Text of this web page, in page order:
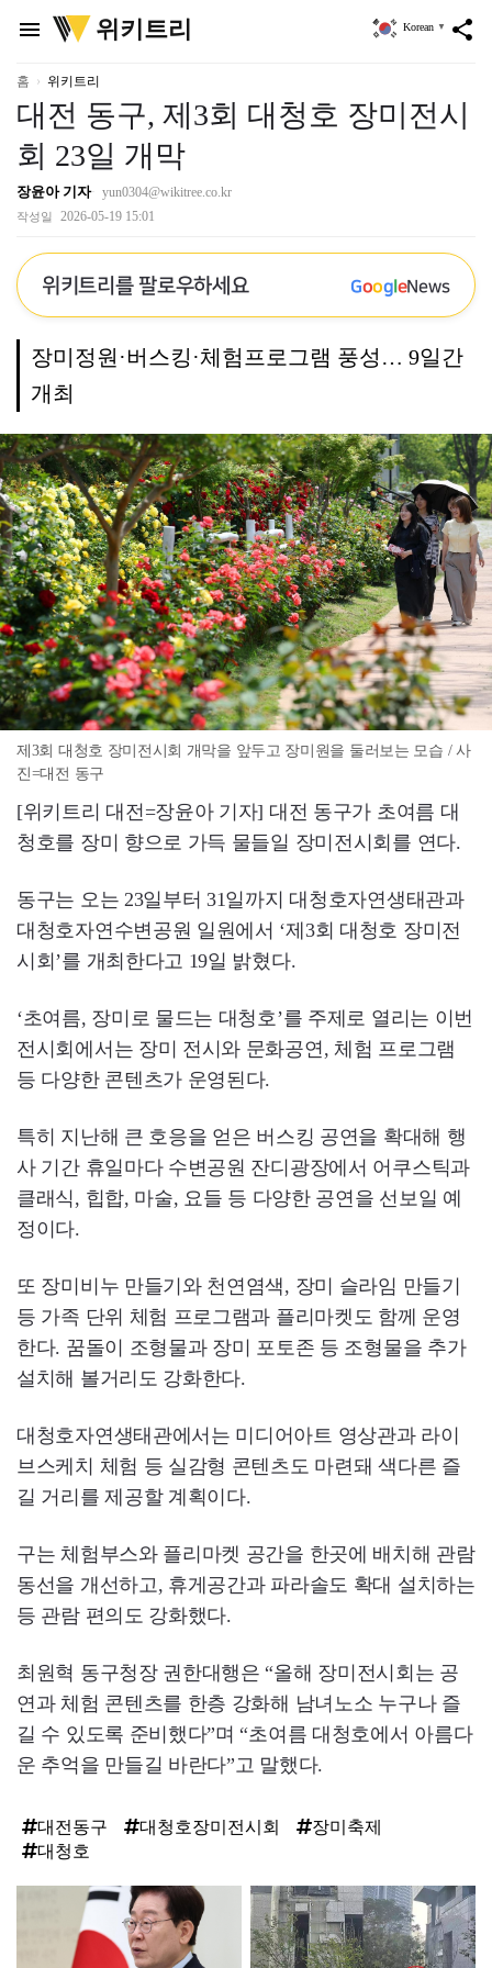
menu
위
키
리
위키트리 share
Korean ▼
홈 위키트리
대전 동구, 제3회 대청호 장미전시
회 23일 개막
장윤아 기자 yun0304@wikitree.co.kr
작성일 2026-05-19 15:01
위키트리를 팔로우하세요 GoogleNews
장미정원·버스킹·체험프로그램 풍성… 9일간
개최
제3회 대청호 장미전시회 개막을 앞두고 장미원을 둘러보는 모습 / 사
진=대전 동구
[위키트리 대전=장윤아 기자] 대전 동구가 초여름 대
청호를 장미 향으로 가득 물들일 장미전시회를 연다.
동구는 오는 23일부터 31일까지 대청호자연생태관과
대청호자연수변공원 일원에서 ‘제3회 대청호 장미전
시회’를 개최한다고 19일 밝혔다.
‘초여름, 장미로 물드는 대청호’를 주제로 열리는 이번
전시회에서는 장미 전시와 문화공연, 체험 프로그램
등 다양한 콘텐츠가 운영된다.
특히 지난해 큰 호응을 얻은 버스킹 공연을 확대해 행
사 기간 휴일마다 수변공원 잔디광장에서 어쿠스틱과
클래식, 힙합, 마술, 요들 등 다양한 공연을 선보일 예
정이다.
또 장미비누 만들기와 천연염색, 장미 슬라임 만들기
등 가족 단위 체험 프로그램과 플리마켓도 함께 운영
한다. 꿈돌이 조형물과 장미 포토존 등 조형물을 추가
설치해 볼거리도 강화한다.
대청호자연생태관에서는 미디어아트 영상관과 라이
브스케치 체험 등 실감형 콘텐츠도 마련돼 색다른 즐
길 거리를 제공할 계획이다.
구는 체험부스와 플리마켓 공간을 한곳에 배치해 관람
동선을 개선하고, 휴게공간과 파라솔도 확대 설치하는
등 관람 편의도 강화했다.
최원혁 동구청장 권한대행은 “올해 장미전시회는 공
연과 체험 콘텐츠를 한층 강화해 남녀노소 누구나 즐
길 수 있도록 준비했다”며 “초여름 대청호에서 아름다
운 추억을 만들길 바란다”고 말했다.
대전동구 대청호장미전시회
장미축제
대청호